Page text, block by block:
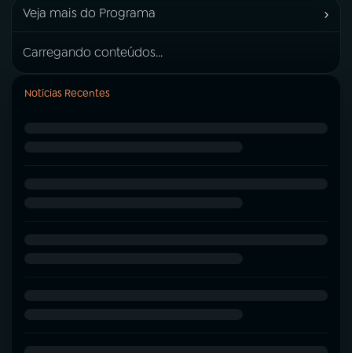
Veja mais do Programa ›
Carregando conteúdos...
Notícias Recentes